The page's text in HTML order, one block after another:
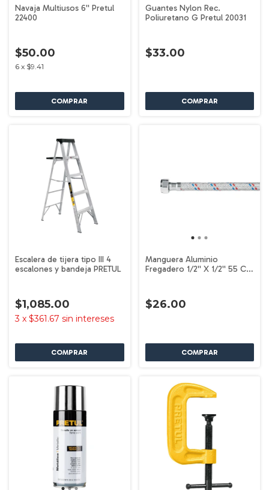
Navaja Multiusos 6'' Pretul
22400
$50.00
6 x $9.41
Guantes Nylon Rec.
Poliuretano G Pretul 20031
$33.00
Escalera de tijera tipo III 4
escalones y bandeja PRETUL
$1,085.00
3 x $361.67 sin intereses
Manguera Aluminio
Fregadero 1/2'' X 1/2'' 55 Cm
$26.00